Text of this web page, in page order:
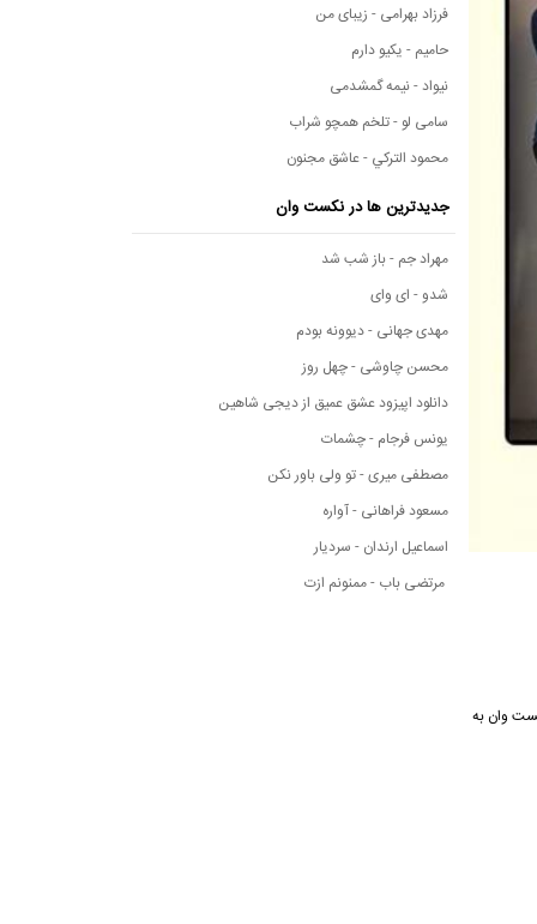
نکست وان به
فرزاد بهرامی - زیبای من
حامیم - یکیو دارم
نیواد - نیمه گمشدمی
سامی لو - تلخم همچو شراب
محمود التركي - عاشق مجنون
جدیدترین ها در نکست وان
مهراد جم - باز شب شد
شدو - ای وای
مهدی جهانی - دیوونه بودم
محسن چاوشی - چهل روز
دانلود اپیزود عشق عمیق از دیجی شاهین
یونس فرجام - چشمات
مصطفی میری - تو ولی باور نکن
مسعود فراهانی - آواره
اسماعیل ارندان - سردیار
مرتضی باب - ممنونم ازت